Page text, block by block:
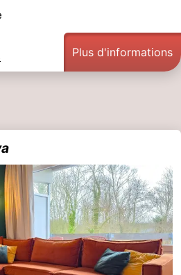
Plus d'informations